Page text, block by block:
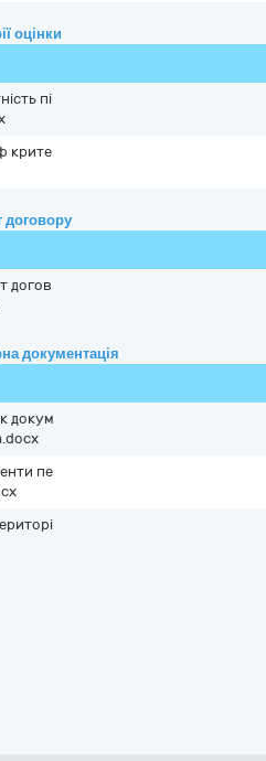
оцінки
пі
крите
договору
догов
документація
докум
пе